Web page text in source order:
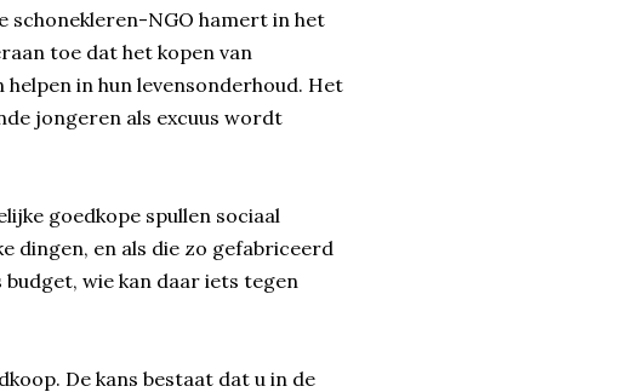
schonekleren-NGO hamert in het
toe dat het kopen van
in hun levensonderhoud. Het
jongeren als excuus wordt
goedkope spullen sociaal
dingen, en als die zo gefabriceerd
wie kan daar iets tegen
De kans bestaat dat u in de